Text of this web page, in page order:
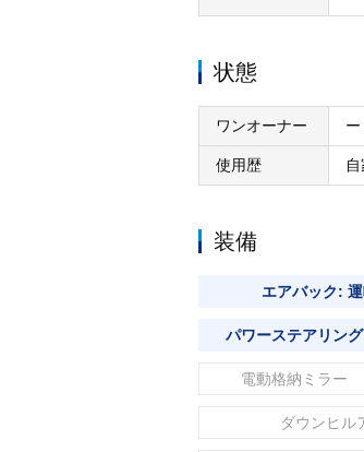
状態
ワンオーナー ー
使用歴
装備
エアバック:
パワーステアリング
電動格納ミラー
ダウンヒル